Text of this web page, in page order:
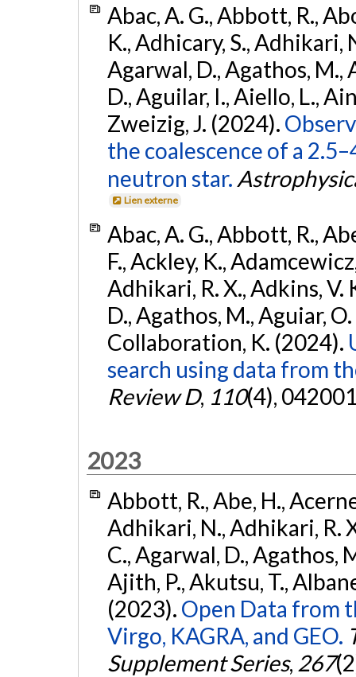
Abac, A. G., Abbott, R.,
K., Adhicary, S., Adhikari,
Agarwal, D., Agathos, M.,
D., Aguilar, I., Aiello, L.,
Zweizig, J. (2024).
the coalescence of a
neutron star.
Lien externe
Abac, A. G., Abbott, R.,
F., Ackley, K.,
Adhikari, R. X., Adkins, V.
D., Agathos, M., Aguiar,
Collaboration, K. (2024).
search using data from
Review D, 110(4),
2023
Abbott, R., Abe, H.,
Adhikari, N., Adhikari, R.
C., Agarwal, D., Agathos,
Ajith, P., Akutsu, T.,
(2023). Open Data from
Virgo, KAGRA, and GEO.
Supplement Series, 267